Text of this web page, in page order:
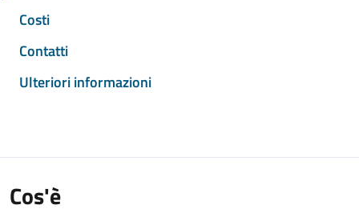
Costi
Contatti
Ulteriori informazioni
Cos'è